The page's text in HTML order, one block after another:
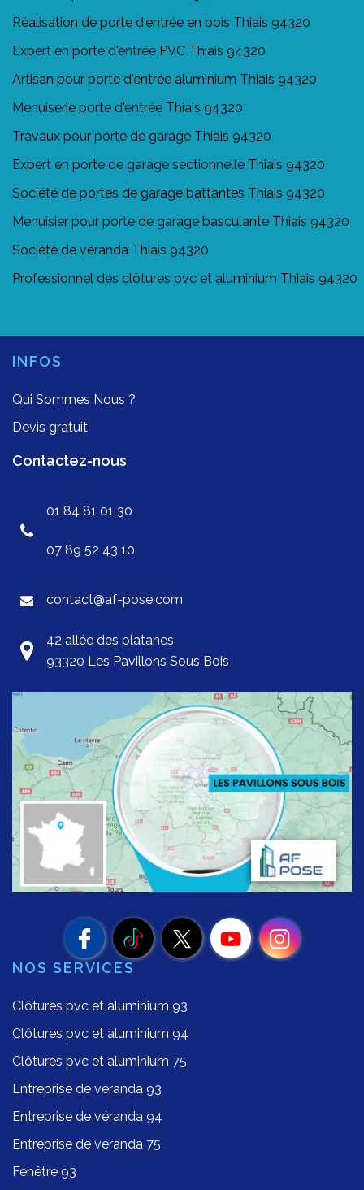
Réalisation de porte d'entrée en bois Thiais 94320
Expert en porte d'entrée PVC Thiais 94320
Artisan pour porte d'entrée aluminium Thiais 94320
Menuiserie porte d'entrée Thiais 94320
Travaux pour porte de garage Thiais 94320
Expert en porte de garage sectionnelle Thiais 94320
Société de portes de garage battantes Thiais 94320
Menuisier pour porte de garage basculante Thiais 94320
Société de véranda Thiais 94320
Professionnel des clôtures pvc et aluminium Thiais 94320
INFOS
Qui Sommes Nous ?
Devis gratuit
Contactez-nous
01 84 81 01 30
07 89 52 43 10
contact@af-pose.com
42 allée des platanes
93320 Les Pavillons Sous Bois
NOS SERVICES
Clôtures pvc et aluminium 93
Clôtures pvc et aluminium 94
Clôtures pvc et aluminium 75
Entreprise de véranda 93
Entreprise de véranda 94
Entreprise de véranda 75
Fenêtre 93